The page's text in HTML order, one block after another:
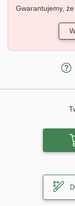
Gwarantujemy,